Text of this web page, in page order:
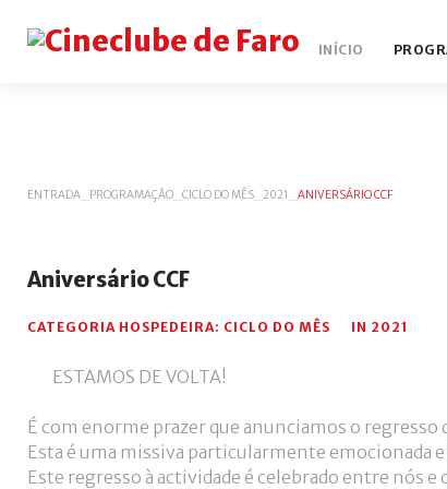
INÍCIO
ENTRADA PROGRAMAÇÃO CICLO DO MÊS 2021 ANIVERSÁRIO CCF
AniversárioCCF
CATEGORIA HOSPEDEIRA: CICLO DO MÊS IN 2021
ESTAMOS DE VOLTA!
É com enorme prazer que anunciamos o regresso
Esta é uma missiva particularmente emocionada
Este regresso à actividade é celebrado entre nós